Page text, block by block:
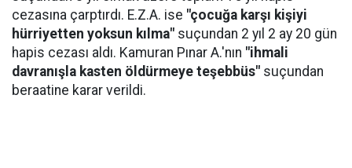
cezasına çarptırdı. E.Z.A. ise "çocuğa karşı kişiyi
hürriyetten yoksun kılma" suçundan 2 yıl 2 ay 20 gün
hapis cezası aldı. Kamuran Pınar A.'nın "ihmali
davranışla kasten öldürmeye teşebbüs" suçundan
beraatine karar verildi.